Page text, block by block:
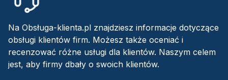
Na Obsługa-klienta.pl znajdziesz informacje dotyczące
obsługi klientów firm. Możesz także oceniać i
recenzować różne usługi dla klientów. Naszym celem
jest, aby firmy dbały o swoich klientów.